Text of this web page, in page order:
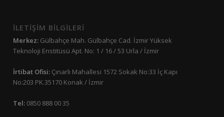
İLETİŞİM BİLGİLERİ
Merkez: Gülbahçe Mah. Gülbahçe Cad. İzmir Yüksek
Teknoloji Enstitüsü Apt. No: 1 / 16 / 53 Urla / İzmir
İrtibat Ofisi: Çınarlı Mahallesi 1572 Sokak No:33 İç Kapı
No:203 PK.35170 Konak / İzmir
Tel: 0850 888 00 35